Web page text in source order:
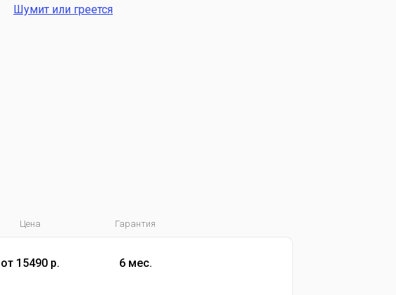
Шумит или греется
Цена Гарантия
от 15490 р. 6 мес.